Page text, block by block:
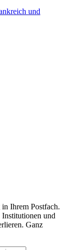
und
Ihrem Postfach.
und
Ganz